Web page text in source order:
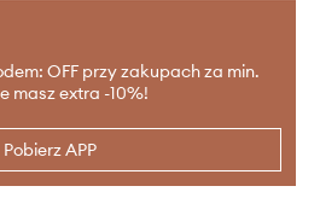
OFF przy zakupach za min.
masz extra -10%!
Pobierz APP